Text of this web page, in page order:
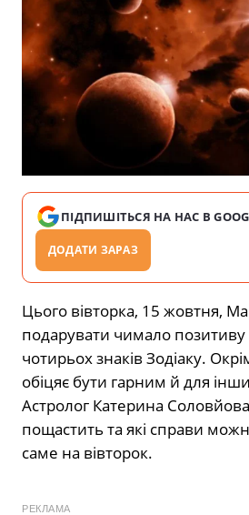
ПІДПИШІТЬСЯ НА НАС В
ДОДАТИ ЗАРАЗ
Цього вівторка, 15 жовтня,
подарувати чимало
чотирьох знаків Зодіаку.
обіцяє бути гарним й для
Астролог Катерина
пощастить та які справи
саме на вівторок.
РЕКЛАМА